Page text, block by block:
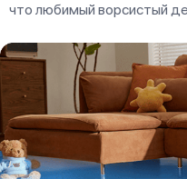
что любимый ворсистый